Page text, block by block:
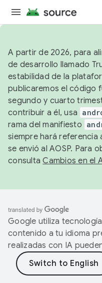
A partir de 2026, para
de desarrollo llamado
estabilidad de la
publicaremos el código
segundo y cuarto
contribuir a él, usa
rama del manifiesto
siempre hará referencia
se envió al AOSP. Para
consultaCambios en el
Google utiliza
contenido a tu idioma
realizadas con IA